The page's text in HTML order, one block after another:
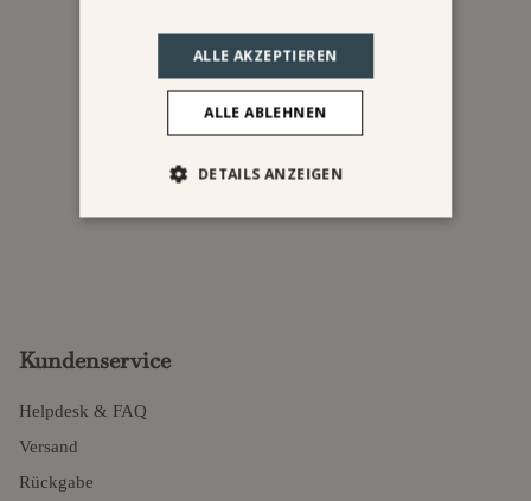
Kundenservice
Helpdesk & FAQ
Versand
Rückgabe
ALLE AKZEPTIEREN
ALLE ABLEHNEN
DETAILS ANZEIGEN